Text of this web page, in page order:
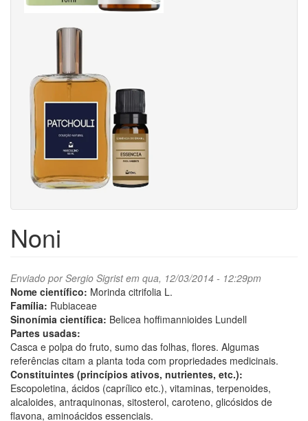
Noni
Enviado porSergio Sigristem qua, 12/03/2014 - 12:29pm
Nome científico: Morinda citrifolia L.
Família: Rubiaceae
Sinonímia científica: Belicea hoffimannioides Lundell
Partes usadas:
Casca e polpa do fruto, sumo das folhas, flores. Algumas
referências citam a planta toda com propriedades medicinais.
Constituintes (princípios ativos, nutrientes, etc.):
Escopoletina, ácidos (caprílico etc.), vitaminas, terpenoides,
alcaloides, antraquinonas, sitosterol, caroteno, glicósidos de
flavona, aminoácidos essenciais.